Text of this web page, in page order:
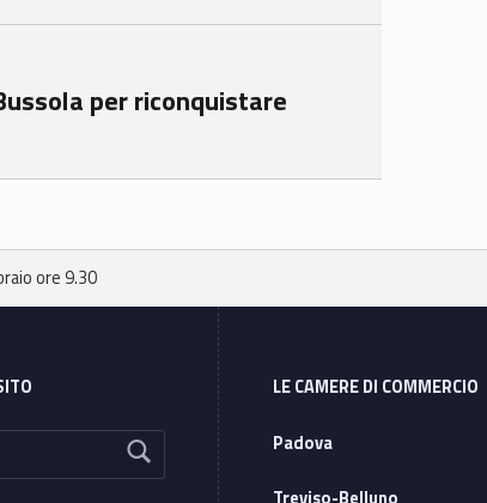
per riconquistare
ore 9.30
LE CAMERE DI COMMERCIO
Padova